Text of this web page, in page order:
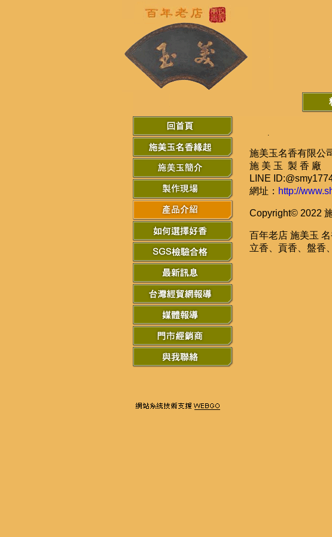
.
施美玉名香有限
施 美 玉 製 香 廠
LINE
網址： http://
Copyright© 2022
百年老店 施美玉
立香、貢香、盤香